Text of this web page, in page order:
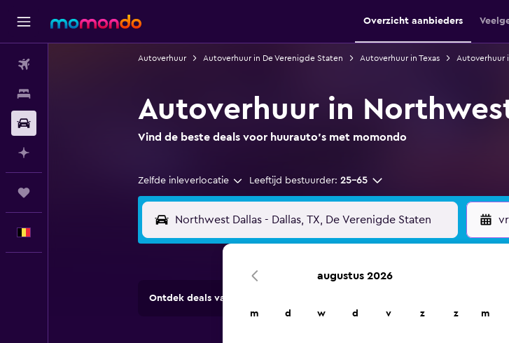
Overzicht aanbieders
Autoverhuur Autoverhuur in De Verenigde Staten Autoverhuur in Texas Autoverhuur
Autoverhuur in
Vind de beste deals voor huurauto's met momondo
Zelfde inleverlocatie Leeftijd bestuurder: 25-65
Ontdek deals van verhuurbedrijven op meer dan 70.000 locaties met
augustus 2026
m d w d v z z m